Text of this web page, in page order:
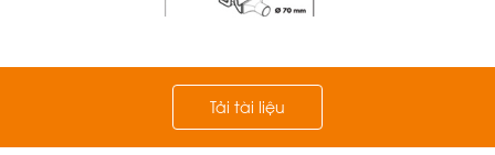
Tải tài liệu